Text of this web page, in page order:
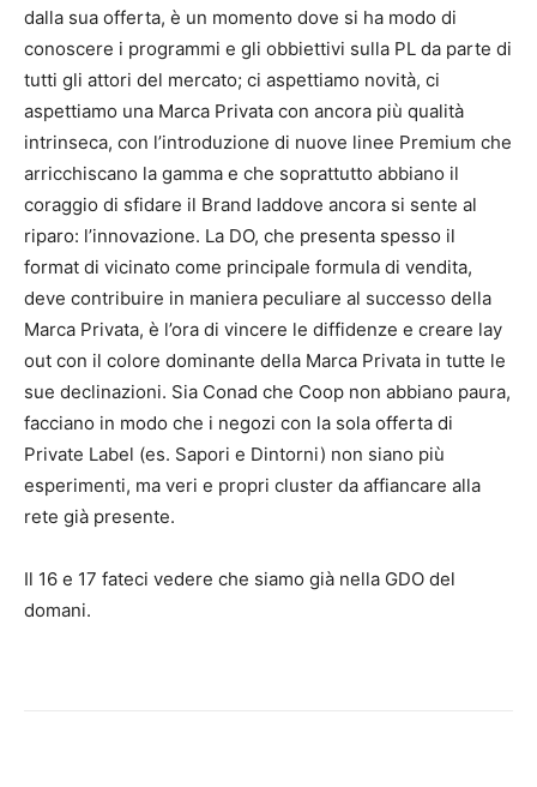
dalla sua offerta, è un momento dove si ha modo di
conoscere i programmi e gli obbiettivi sulla PL da parte di
tutti gli attori del mercato; ci aspettiamo novità, ci
aspettiamo una Marca Privata con ancora più qualità
intrinseca, con l’introduzione di nuove linee Premium che
arricchiscano la gamma e che soprattutto abbiano il
coraggio di sfidare il Brand laddove ancora si sente al
riparo: l’innovazione. La DO, che presenta spesso il
format di vicinato come principale formula di vendita,
deve contribuire in maniera peculiare al successo della
Marca Privata, è l’ora di vincere le diffidenze e creare lay
out con il colore dominante della Marca Privata in tutte le
sue declinazioni. Sia Conad che Coop non abbiano paura,
facciano in modo che i negozi con la sola offerta di
Private Label (es. Sapori e Dintorni) non siano più
esperimenti, ma veri e propri cluster da affiancare alla
rete già presente.
Il 16 e 17 fateci vedere che siamo già nella GDO del
domani.